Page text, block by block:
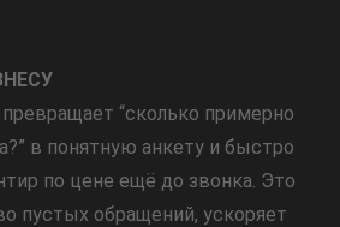
“сколько примерно
в понятную анкету и быстро
по цене ещё до звонка. Это
пустых обращений, ускоряет